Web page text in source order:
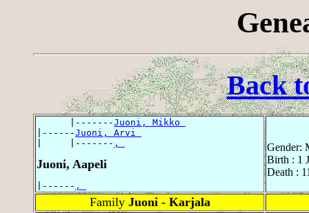
Back
      |-------
Juoni, Mikko
|------Juoni, Arvi
|     |------- ,
Juoni, Aapeli
|------ ,
Gender:
Birth : 1
Death :
Family Juoni - Karjala